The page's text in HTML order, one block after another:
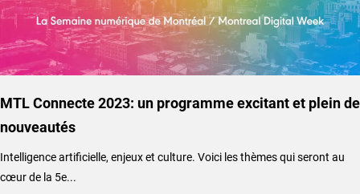
MTL Connecte 2023: un programme excitant et plein de
nouveautés
Intelligence artificielle, enjeux et culture. Voici les thèmes qui seront au
cœur de la 5e...